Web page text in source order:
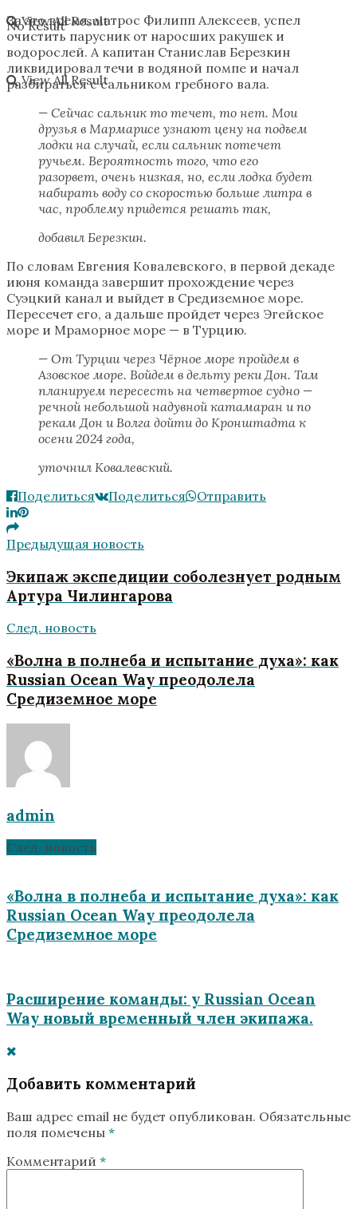
View All Result
No Result
View All Result
За это время, матрос Филипп Алексеев, успел
очистить парусник от наросших ракушек и
водорослей. А капитан Станислав Березкин
ликвидировал течи в водяной помпе и начал
разбираться с сальником гребного вала.
— Сейчас сальник то течет, то нет. Мои
друзья в Мармарисе узнают цену на подъем
лодки на случай, если сальник потечет
ручьем. Вероятность того, что его
разорвет, очень низкая, но, если лодка будет
набирать воду со скоростью больше литра в
час, проблему придется решать так,
добавил Березкин.
По словам Евгения Ковалевского, в первой декаде
июня команда завершит прохождение через
Суэцкий канал и выйдет в Средиземное море.
Пересечет его, а дальше пройдет через Эгейское
море и Мраморное море — в Турцию.
— От Турции через Чёрное море пройдем в
Азовское море. Войдем в дельту реки Дон. Там
планируем пересесть на четвертое судно —
речной небольшой надувной катамаран и по
рекам Дон и Волга дойти до Кронштадта к
осени 2024 года,
уточнил Ковалевский.
Поделиться
Поделиться Отправить
Предыдущая новость
Экипаж экспедиции соболезнует родным
Артура Чилингарова
След. новость
«Волна в полнеба и испытание духа»: как
Russian Ocean Way преодолела
Средиземное море
admin
След. новость
«Волна в полнеба и испытание духа»: как
Russian Ocean Way преодолела
Средиземное море
Расширение команды: у Russian Ocean
Way новый временный член экипажа.
Добавить комментарий
Ваш адрес email не будет опубликован. Обязательные
поля помечены *
Комментарий *